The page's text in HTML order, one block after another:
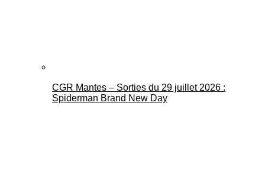
CGR Mantes – Sorties du 29 juillet 2026 :
Spiderman Brand New Day